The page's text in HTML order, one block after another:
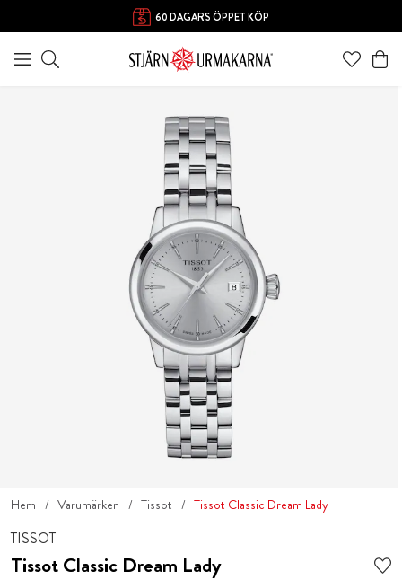
60 DAGARS ÖPPET KÖP
FRI FRAKT ÖVER 1000 KR
Hem Varumärken Tissot Tissot Classic Dream Lady
TISSOT
Tissot Classic Dream Lady